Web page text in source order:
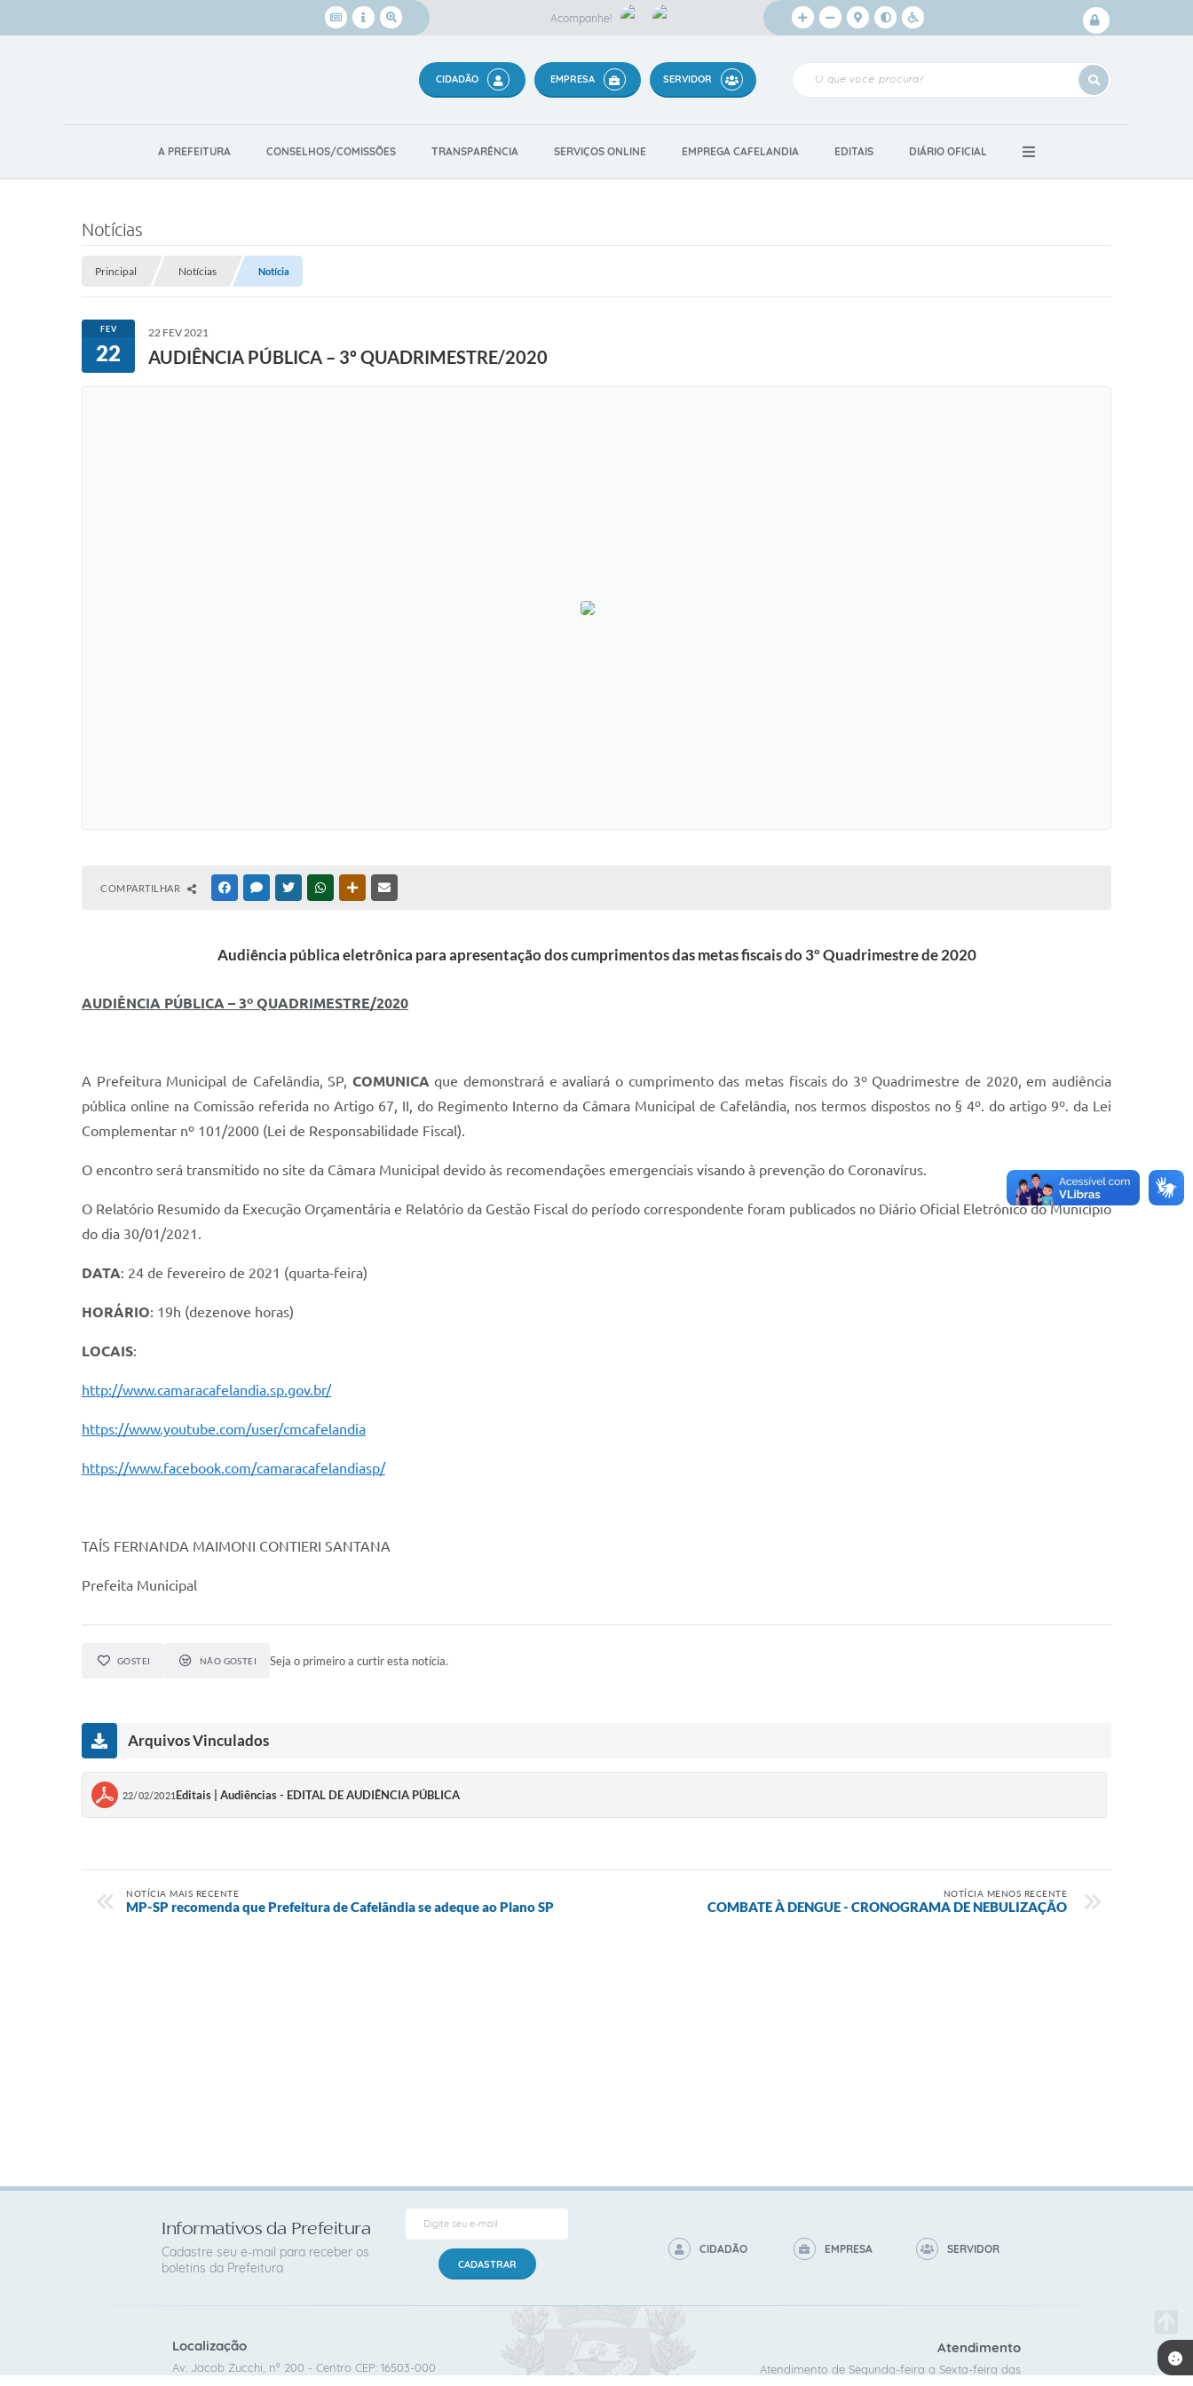
Login /
Acompanhe!
CIDADÃO EMPRESA SERVIDOR
A PREFEITURA CONSELHOS/COMISSÕES TRANSPARÊNCIA SERVIÇOS ONLINE EMPREGA CAFELANDIA EDITAIS DIÁRIO OFICIAL
Notícias
Principal Notícias Notícia
FEV
22
22 FEV 2021
AUDIÊNCIA PÚBLICA – 3º QUADRIMESTRE/2020
COMPARTILHAR FACEBOOKMESSENGER
TWITTERWHATSAPPOUTRAS MÍDIAS
Audiência pública eletrônica para apresentação dos cumprimentos das metas fiscais do 3º Quadrimestre de 2020
AUDIÊNCIA PÚBLICA – 3º QUADRIMESTRE/2020
A Prefeitura Municipal de Cafelândia, SP, COMUNICA que demonstrará e avaliará o cumprimento das metas fiscais do 3º Quadrimestre de 2020, em audiência
pública online na Comissão referida no Artigo 67, II, do Regimento Interno da Câmara Municipal de Cafelândia, nos termos dispostos no § 4º. do artigo 9º. da Lei
Complementar nº 101/2000 (Lei de Responsabilidade Fiscal).
O encontro será transmitido no site da Câmara Municipal devido às recomendações emergenciais visando à prevenção do Coronavírus.
O Relatório Resumido da Execução Orçamentária e Relatório da Gestão Fiscal do período correspondente foram publicados no Diário Oficial Eletrônico do Município
do dia 30/01/2021.
DATA: 24 de fevereiro de 2021 (quarta-feira)
HORÁRIO: 19h (dezenove horas)
LOCAIS:
http://www.camaracafelandia.sp.gov.br/
https://www.youtube.com/user/cmcafelandia
https://www.facebook.com/camaracafelandiasp/
TAÍS FERNANDA MAIMONI CONTIERI SANTANA
Prefeita Municipal
GOSTEI NÃO GOSTEI Seja o primeiro a curtir esta notícia.
Arquivos Vinculados
22/02/2021 Editais | Audiências - EDITAL DE AUDIÊNCIA PÚBLICA
NOTÍCIA MAIS RECENTE
MP-SP recomenda que Prefeitura de Cafelândia se adeque ao Plano SP
NOTÍCIA MENOS RECENTE
COMBATE À DENGUE - CRONOGRAMA DE NEBULIZAÇÃO
Informativos da Prefeitura
Cadastre seu e-mail para receber os
boletins da Prefeitura
CADASTRAR
CIDADÃO EMPRESA SERVIDOR
Localização
Av: Jacob Zucchi, nº 200 - Centro CEP: 16503‐000
Atendimento
Atendimento de Segunda-feira a Sexta-feira das